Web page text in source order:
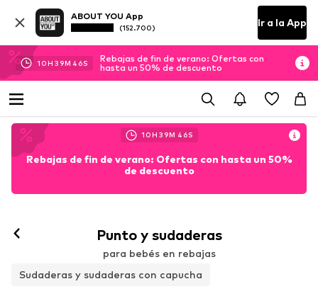
ABOUT YOU App
(152.700) Ir a la App
10H 39M 45S
Rebajas de fin de verano: Ofertas con
hasta un 50% de descuento
10H 39M 45S
Rebajas de fin de verano: Ofertas con hasta un 50%
de descuento
Punto y sudaderas
para bebés en rebajas
Sudaderas y sudaderas con capucha